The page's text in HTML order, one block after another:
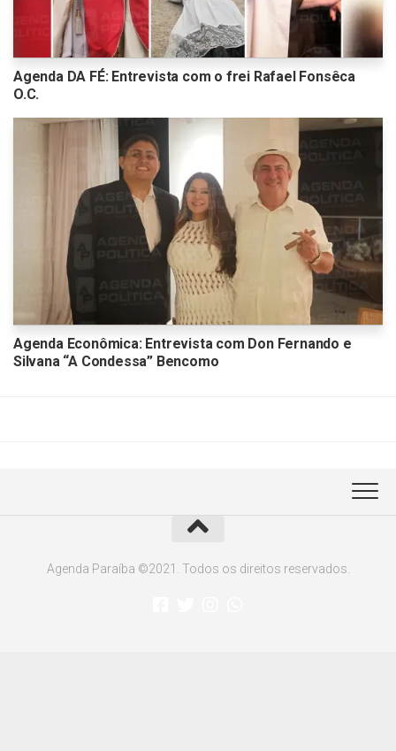
Agenda DA FÉ: Entrevista com o frei Rafael Fonsêca
O.C.
Agenda Econômica: Entrevista com Don Fernando e
Silvana “A Condessa” Bencomo
Agenda Paraíba ©2021. Todos os direitos reservados.